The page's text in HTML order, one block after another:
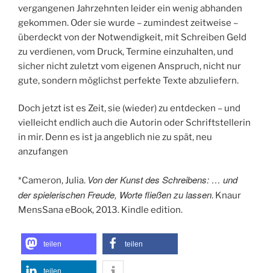
vergangenen Jahrzehnten leider ein wenig abhanden
gekommen. Oder sie wurde – zumindest zeitweise –
überdeckt von der Notwendigkeit, mit Schreiben Geld
zu verdienen, vom Druck, Termine einzuhalten, und
sicher nicht zuletzt vom eigenen Anspruch, nicht nur
gute, sondern möglichst perfekte Texte abzuliefern.
Doch jetzt ist es Zeit, sie (wieder) zu entdecken – und
vielleicht endlich auch die Autorin oder Schriftstellerin
in mir. Denn es ist ja angeblich nie zu spät, neu
anzufangen
*Cameron, Julia. Von der Kunst des Schreibens: … und
der spielerischen Freude, Worte fließen zu lassen. Knaur
MensSana eBook, 2013. Kindle edition.
teilen teilen